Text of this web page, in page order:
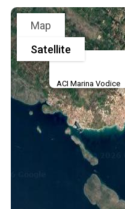
ACI Marina Vodice
Map
Satellite